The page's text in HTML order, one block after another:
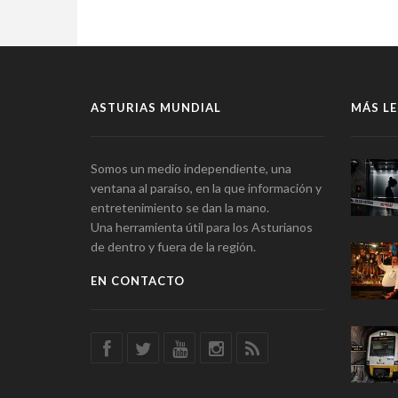
ASTURIAS MUNDIAL
Somos un medio independiente, una
ventana al paraíso, en la que información y
entretenimiento se dan la mano.
Una herramienta útil para los Asturianos
de dentro y fuera de la región.
EN CONTACTO
MÁS